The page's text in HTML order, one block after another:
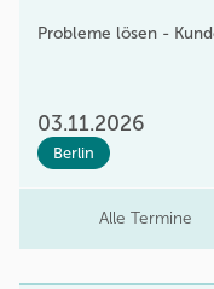
Probleme lösen -
03.11.2026
Berlin
Alle Termine